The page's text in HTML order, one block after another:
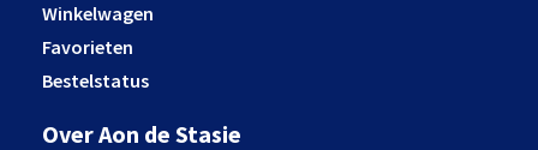
Winkelwagen
Favorieten
Bestelstatus
Over Aon de Stasie